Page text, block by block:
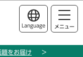
動
Language メニュー
題をお届け